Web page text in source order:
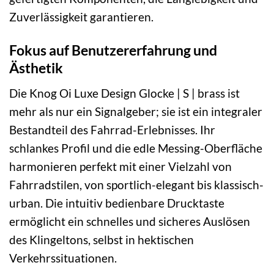
Zuverlässigkeit garantieren.
Fokus auf Benutzererfahrung und
Ästhetik
Die Knog Oi Luxe Design Glocke | S | brass ist
mehr als nur ein Signalgeber; sie ist ein integraler
Bestandteil des Fahrrad-Erlebnisses. Ihr
schlankes Profil und die edle Messing-Oberfläche
harmonieren perfekt mit einer Vielzahl von
Fahrradstilen, von sportlich-elegant bis klassisch-
urban. Die intuitiv bedienbare Drucktaste
ermöglicht ein schnelles und sicheres Auslösen
des Klingeltons, selbst in hektischen
Verkehrssituationen.